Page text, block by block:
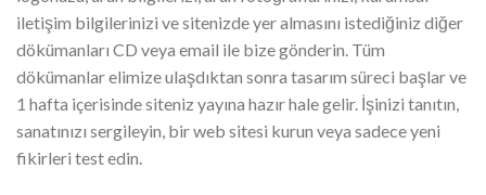
iletişim bilgilerinizi ve sitenizde yer almasını istediğiniz diğer
dökümanları CD veya email ile bize gönderin. Tüm
dökümanlar elimize ulaşdıktan sonra tasarım süreci başlar ve
1 hafta içerisinde siteniz yayına hazır hale gelir. İşinizi tanıtın,
sanatınızı sergileyin, bir web sitesi kurun veya sadece yeni
fikirleri test edin.